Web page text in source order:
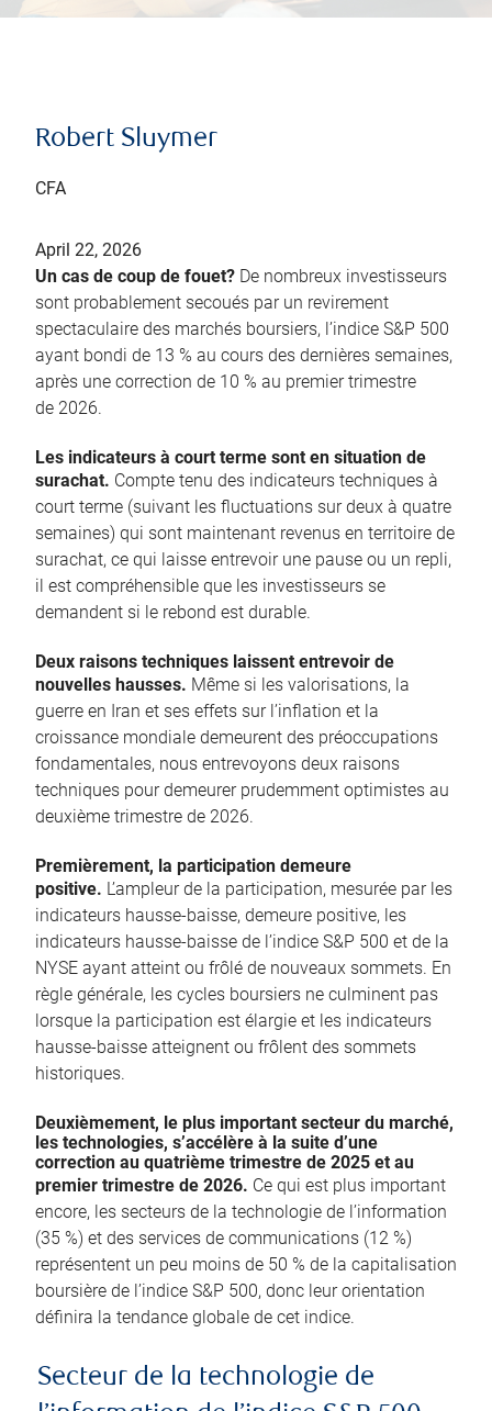
Robert Sluymer
CFA
April 22, 2026
Un cas de coup de fouet? De nombreux investisseurs
sont probablement secoués par un revirement
spectaculaire des marchés boursiers, l’indice S&P 500
ayant bondi de 13 % au cours des dernières semaines,
après une correction de 10 % au premier trimestre
de 2026.
Les indicateurs à court terme sont en situation de
surachat. Compte tenu des indicateurs techniques à
court terme (suivant les fluctuations sur deux à quatre
semaines) qui sont maintenant revenus en territoire de
surachat, ce qui laisse entrevoir une pause ou un repli,
il est compréhensible que les investisseurs se
demandent si le rebond est durable.
Deux raisons techniques laissent entrevoir de
nouvelles hausses. Même si les valorisations, la
guerre en Iran et ses effets sur l’inflation et la
croissance mondiale demeurent des préoccupations
fondamentales, nous entrevoyons deux raisons
techniques pour demeurer prudemment optimistes au
deuxième trimestre de 2026.
Premièrement, la participation demeure
positive. L’ampleur de la participation, mesurée par les
indicateurs hausse-baisse, demeure positive, les
indicateurs hausse-baisse de l’indice S&P 500 et de la
NYSE ayant atteint ou frôlé de nouveaux sommets. En
règle générale, les cycles boursiers ne culminent pas
lorsque la participation est élargie et les indicateurs
hausse-baisse atteignent ou frôlent des sommets
historiques.
Deuxièmement, le plus important secteur du marché,
les technologies, s’accélère à la suite d’une
correction au quatrième trimestre de 2025 et au
premier trimestre de 2026. Ce qui est plus important
encore, les secteurs de la technologie de l’information
(35 %) et des services de communications (12 %)
représentent un peu moins de 50 % de la capitalisation
boursière de l’indice S&P 500, donc leur orientation
définira la tendance globale de cet indice.
Secteur de la technologie de